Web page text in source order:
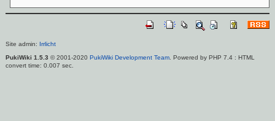
Site admin: Irrlicht
PukiWiki 1.5.3 © 2001-2020 PukiWiki Development Team. Powered by PHP 7.4 : HTML
convert time: 0.007 sec.